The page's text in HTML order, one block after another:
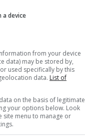
en entreprise
isolée –
sept-îles
device
from your device
data) may be stored by,
used specifically by this
data. List of
on the basis of legitimate
your options below. Look
site menu to manage or